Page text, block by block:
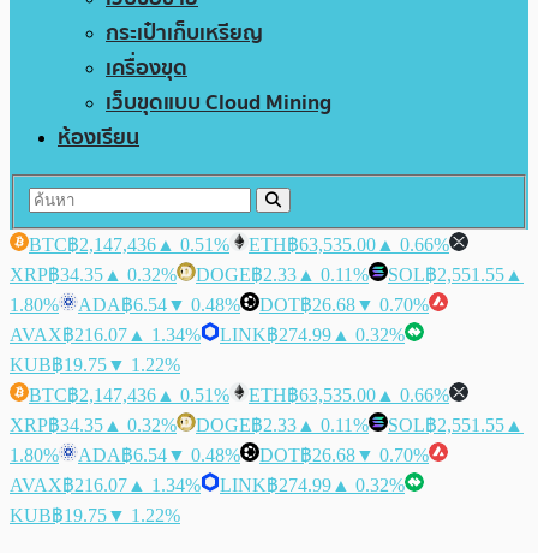
กระเป๋าเก็บเหรียญ
เครื่องขุด
เว็บขุดแบบ Cloud Mining
ห้องเรียน
BTC฿2,147,436 ▲ 0.51% ETH฿63,535.00 ▲ 0.66%
XRP฿34.35 ▲ 0.32% DOGE฿2.33 ▲ 0.11% SOL฿2,551.55 ▲
1.80%
ADA฿6.54▼ 0.48% DOT฿26.68▼ 0.70%
AVAX฿216.07 ▲ 1.34% LINK฿274.99 ▲ 0.32%
KUB฿19.75▼ 1.22%
BTC฿2,147,436 ▲ 0.51% ETH฿63,535.00 ▲ 0.66%
XRP฿34.35 ▲ 0.32% DOGE฿2.33 ▲ 0.11% SOL฿2,551.55 ▲
1.80%
ADA฿6.54▼ 0.48% DOT฿26.68▼ 0.70%
AVAX฿216.07 ▲ 1.34% LINK฿274.99 ▲ 0.32%
KUB฿19.75▼ 1.22%